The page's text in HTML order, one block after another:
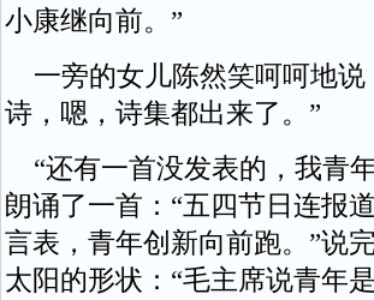
小康继向前。”
一旁的女儿陈然笑呵呵地说
诗，嗯，诗集都出来了。”
“还有一首没发表的，我青
朗诵了一首：“五四节日连报
言表，青年创新向前跑。”说
太阳的形状：“毛主席说青年